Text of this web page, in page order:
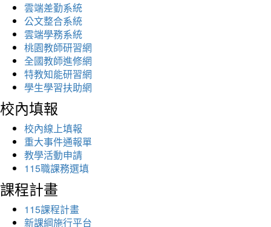
雲端差勤系統
公文整合系統
雲端學務系統
桃園教師研習網
全國教師進修網
特教知能研習網
學生學習扶助網
校內填報
校內線上填報
重大事件通報單
教學活動申請
115職課務選填
課程計畫
115課程計畫
新課綱施行平台